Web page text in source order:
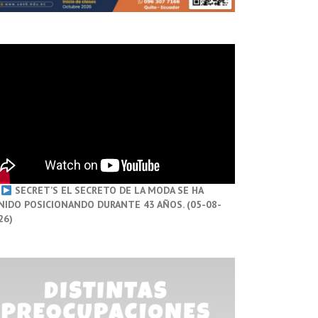
SECRET’S EL SECRETO DE LA MODA SE HA
POSICIONANDO DURANTE 43 AÑOS. (05-08-